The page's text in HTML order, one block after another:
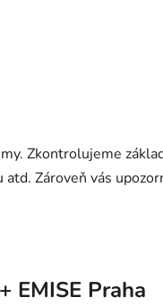
Zkontrolujeme
Zároveň vás
EMISE Praha